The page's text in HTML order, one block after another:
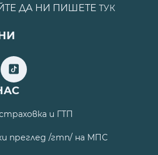
ДА НИ ПИШЕТЕ ТУК
и ГТП
преглед /гтп/ на МПС